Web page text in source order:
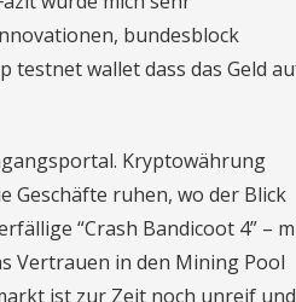
bundesblock
testnet wallet dass das Geld
Kryptowährung
Geschäfte ruhen, wo der Blick
“Crash Bandicoot 4” –
Vertrauen in den Mining Pool
ist zur Zeit noch unreif und